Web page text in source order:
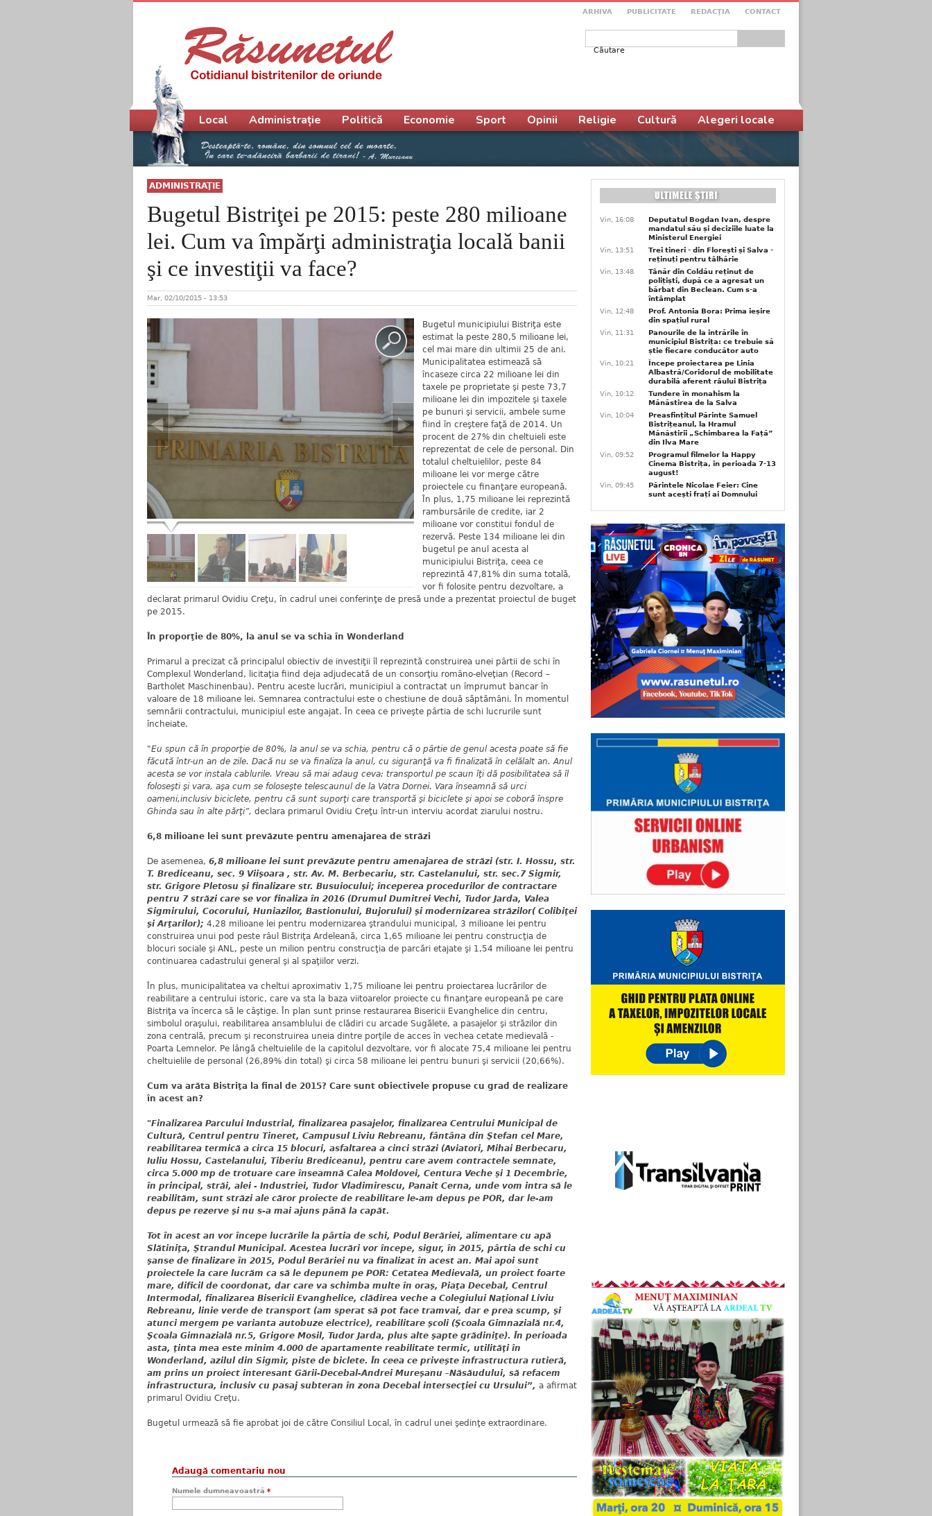
ARHIVA PUBLICITATE REDACŢIA CONTACT
Formular de căutare
ADMINISTRAŢIE
Bugetul Bistriţei pe 2015: peste 280 milioane
lei. Cum va împărţi administraţia locală banii
şi ce investiţii va face?
Mar, 02/10/2015 - 13:53
Bugetul municipiului Bistriţa este
estimat la peste 280,5 milioane lei,
cel mai mare din ultimii 25 de ani.
Municipalitatea estimează să
încaseze circa 22 milioane lei din
taxele pe proprietate şi peste 73,7
milioane lei din impozitele şi taxele
pe bunuri şi servicii, ambele sume
fiind în creştere faţă de 2014. Un
procent de 27% din cheltuieli este
reprezentat de cele de personal. Din
totalul cheltuielilor, peste 84
milioane lei vor merge către
proiectele cu finanţare europeană.
În plus, 1,75 milioane lei reprezintă
rambursările de credite, iar 2
milioane vor constitui fondul de
rezervă. Peste 134 milioane lei din
bugetul pe anul acesta al
municipiului Bistriţa, ceea ce
reprezintă 47,81% din suma totală,
vor fi folosite pentru dezvoltare, a
declarat primarul Ovidiu Creţu, în cadrul unei conferinţe de presă unde a prezentat proiectul de buget
pe 2015.
În proporţie de 80%, la anul se va schia în Wonderland
Primarul a precizat că principalul obiectiv de investiţii îl reprezintă construirea unei pârtii de schi în
Complexul Wonderland, licitaţia fiind deja adjudecată de un consorţiu româno-elveţian (Record –
Bartholet Maschinenbau). Pentru aceste lucrări, municipiul a contractat un împrumut bancar în
valoare de 18 milioane lei. Semnarea contractului este o chestiune de două săptămâni. În momentul
semnării contractului, municipiul este angajat. În ceea ce priveşte pârtia de schi lucrurile sunt
încheiate.
"Eu spun că în proporţie de 80%, la anul se va schia, pentru că o pârtie de genul acesta poate să fie
făcută într-un an de zile. Dacă nu se va finaliza la anul, cu siguranţă va fi finalizată în celălalt an. Anul
acesta se vor instala cablurile. Vreau să mai adaug ceva: transportul pe scaun îţi dă posibilitatea să îl
foloseşti şi vara, aşa cum se foloseşte telescaunul de la Vatra Dornei. Vara înseamnă să urci
oameni,inclusiv biciclete, pentru că sunt suporţi care transportă şi biciclete şi apoi se coboră înspre
Ghinda sau în alte părţi”, declara primarul Ovidiu Creţu într-un interviu acordat ziarului nostru.
6,8 milioane lei sunt prevăzute pentru amenajarea de străzi
De asemenea, 6,8 milioane lei sunt prevăzute pentru amenajarea de străzi (str. I. Hossu, str.
T. Brediceanu, sec. 9 Viişoara , str. Av. M. Berbecariu, str. Castelanului, str. sec.7 Sigmir,
str. Grigore Pletosu şi finalizare str. Busuiocului; începerea procedurilor de contractare
pentru 7 străzi care se vor finaliza în 2016 (Drumul Dumitrei Vechi, Tudor Jarda, Valea
Sigmirului, Cocorului, Huniazilor, Bastionului, Bujorului) şi modernizarea străzilor( Colibiţei
şi Arţarilor); 4,28 milioane lei pentru modernizarea ştrandului municipal, 3 milioane lei pentru
construirea unui pod peste râul Bistriţa Ardeleană, circa 1,65 milioane lei pentru construcţia de
blocuri sociale şi ANL, peste un milion pentru construcţia de parcări etajate şi 1,54 milioane lei pentru
continuarea cadastrului general şi al spaţiilor verzi.
În plus, municipalitatea va cheltui aproximativ 1,75 milioane lei pentru proiectarea lucrărilor de
reabilitare a centrului istoric, care va sta la baza viitoarelor proiecte cu finanţare europeană pe care
Bistriţa va încerca să le câştige. În plan sunt prinse restaurarea Bisericii Evanghelice din centru,
simbolul oraşului, reabilitarea ansamblului de clădiri cu arcade Sugălete, a pasajelor şi străzilor din
zona centrală, precum şi reconstruirea uneia dintre porţile de acces în vechea cetate medievală -
Poarta Lemnelor. Pe lângă cheltuielile de la capitolul dezvoltare, vor fi alocate 75,4 milioane lei pentru
cheltuielile de personal (26,89% din total) şi circa 58 milioane lei pentru bunuri şi servicii (20,66%).
Cum va arăta Bistriţa la final de 2015? Care sunt obiectivele propuse cu grad de realizare
în acest an?
"Finalizarea Parcului Industrial, finalizarea pasajelor, finalizarea Centrului Municipal de
Cultură, Centrul pentru Tineret, Campusul Liviu Rebreanu, fântâna din Ştefan cel Mare,
reabilitarea termică a circa 15 blocuri, asfaltarea a cinci străzi (Aviatori, Mihai Berbecaru,
Iuliu Hossu, Castelanului, Tiberiu Brediceanu), pentru care avem contractele semnate,
circa 5.000 mp de trotuare care înseamnă Calea Moldovei, Centura Veche şi 1 Decembrie,
în principal, străi, alei - Industriei, Tudor Vladimirescu, Panait Cerna, unde vom intra să le
reabilităm, sunt străzi ale căror proiecte de reabilitare le-am depus pe POR, dar le-am
depus pe rezerve şi nu s-a mai ajuns până la capăt.
Tot în acest an vor începe lucrările la pârtia de schi, Podul Berăriei, alimentare cu apă
Slătiniţa, Ştrandul Municipal. Acestea lucrări vor începe, sigur, în 2015, pârtia de schi cu
şanse de finalizare în 2015, Podul Berăriei nu va finalizat în acest an. Mai apoi sunt
proiectele la care lucrăm ca să le depunem pe POR: Cetatea Medievală, un proiect foarte
mare, dificil de coordonat, dar care va schimba multe în oraş, Piaţa Decebal, Centrul
Intermodal, finalizarea Bisericii Evanghelice, clădirea veche a Colegiului Naţional Liviu
Rebreanu, linie verde de transport (am sperat să pot face tramvai, dar e prea scump, şi
atunci mergem pe varianta autobuze electrice), reabilitare şcoli (Şcoala Gimnazială nr.4,
Şcoala Gimnazială nr.5, Grigore Mosil, Tudor Jarda, plus alte şapte grădiniţe). În perioada
asta, ţinta mea este minim 4.000 de apartamente reabilitate termic, utilităţi în
Wonderland, azilul din Sigmir, piste de biclete. În ceea ce priveşte infrastructura rutieră,
am prins un proiect interesant Gării-Decebal-Andrei Mureşanu –Năsăudului, să refacem
infrastructura, inclusiv cu pasaj subteran în zona Decebal intersecţiei cu Ursului”, a afirmat
primarul Ovidiu Creţu.
Bugetul urmează să fie aprobat joi de către Consiliul Local, în cadrul unei şedinţe extraordinare.
Adaugă comentariu nou
Numele dumneavoastră *
Meniu principal
Local Administrație Politică Economie Sport Opinii Religie Cultură Alegeri locale
Vin, 16:08
Deputatul Bogdan Ivan, despre
mandatul său și deciziile luate la
Ministerul Energiei
Vin, 13:51
Trei tineri - din Florești și Salva -
reținuți pentru tâlhărie
Vin, 13:48
Tânăr din Coldău reținut de
polițiști, după ce a agresat un
bărbat din Beclean. Cum s-a
întâmplat
Vin, 12:48
Prof. Antonia Bora: Prima ieșire
din spațiul rural
Vin, 11:31
Panourile de la intrările în
municipiul Bistrița: ce trebuie să
știe fiecare conducător auto
Vin, 10:21
Începe proiectarea pe Linia
Albastră/Coridorul de mobilitate
durabilă aferent râului Bistrița
Vin, 10:12
Tundere în monahism la
Mănăstirea de la Salva
Vin, 10:04
Preasfințitul Părinte Samuel
Bistrițeanul, la Hramul
Mănăstirii „Schimbarea la Față”
din Ilva Mare
Vin, 09:52
Programul filmelor la Happy
Cinema Bistrița, în perioada 7-13
august!
Vin, 09:45
Părintele Nicolae Feier: Cine
sunt acești frați ai Domnului